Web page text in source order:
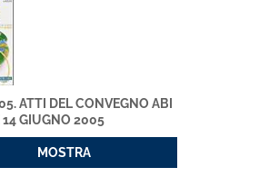
ATTI DEL CONVEGNO ABI
14 GIUGNO 2005
MOSTRA